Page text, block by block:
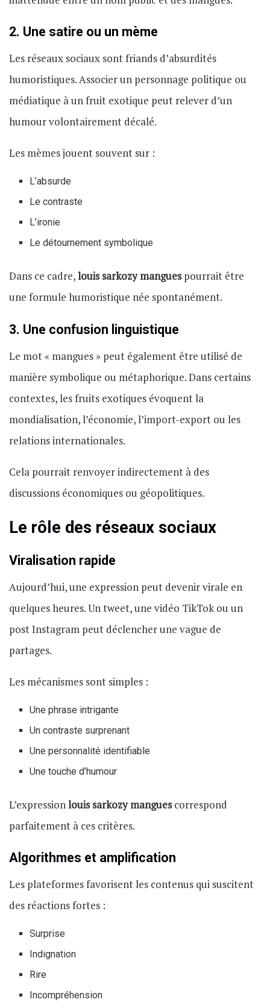
2. Une satire ou un mème
Les réseaux sociaux sont friands d’absurdités
humoristiques. Associer un personnage politique ou
médiatique à un fruit exotique peut relever d’un
humour volontairement décalé.
Les mèmes jouent souvent sur :
L’absurde
Le contraste
L’ironie
Le détournement symbolique
Dans ce cadre,louis sarkozy manguespourrait être
une formule humoristique née spontanément.
3. Une confusion linguistique
Le mot « mangues » peut également être utilisé de
manière symbolique ou métaphorique. Dans certains
contextes, les fruits exotiques évoquent la
mondialisation, l’économie, l’import-export ou les
relations internationales.
Cela pourrait renvoyer indirectement à des
discussions économiques ou géopolitiques.
Le rôle des réseaux sociaux
Viralisation rapide
Aujourd’hui, une expression peut devenir virale en
quelques heures. Un tweet, une vidéo TikTok ou un
post Instagram peut déclencher une vague de
partages.
Les mécanismes sont simples :
Une phrase intrigante
Un contraste surprenant
Une personnalité identifiable
Une touche d’humour
L’expressionlouis sarkozy manguescorrespond
parfaitement à ces critères.
Algorithmes et amplification
Les plateformes favorisent les contenus qui suscitent
des réactions fortes :
Surprise
Indignation
Rire
Incompréhension